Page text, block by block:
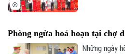
động chào
mạng Tháng
Phòng ngừa hoả hoạn tại chợ
Những ngày